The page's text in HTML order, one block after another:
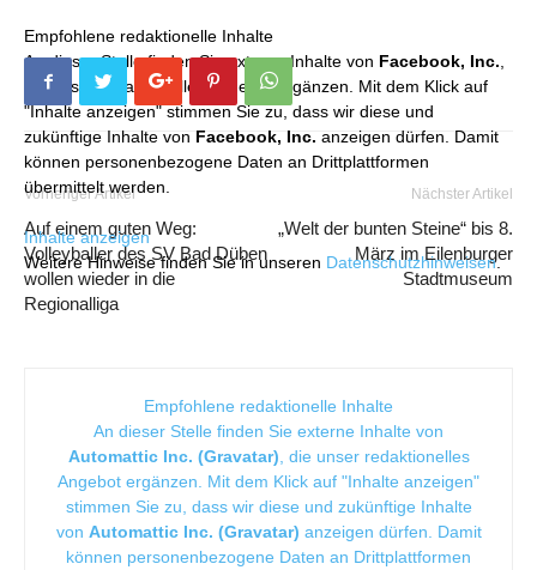
Empfohlene redaktionelle Inhalte
An dieser Stelle finden Sie externe Inhalte von Facebook, Inc.
die unser redaktionelles Angebot ergänzen. Mit dem Klick auf
"Inhalte anzeigen" stimmen Sie zu, dass wir diese und
zukünftige Inhalte von Facebook, Inc. anzeigen dürfen. Damit
können personenbezogene Daten an Drittplattformen
übermittelt werden.
Inhalte anzeigen
Weitere Hinweise finden Sie in unseren Datenschutzhinweisen.
Vorheriger Artikel
Auf einem guten Weg:
Volleyballer des SV Bad Düben
wollen wieder in die
Regionalliga
Nächster Artikel
„Welt der bunten Steine“ bis 8.
März im Eilenburger
Stadtmuseum
Empfohlene redaktionelle Inhalte
An dieser Stelle finden Sie externe Inhalte von
Automattic Inc. (Gravatar) , die unser redaktionelles
Angebot ergänzen. Mit dem Klick auf "Inhalte anzeigen"
stimmen Sie zu, dass wir diese und zukünftige Inhalte
von Automattic Inc. (Gravatar) anzeigen dürfen. Damit
können personenbezogene Daten an Drittplattformen